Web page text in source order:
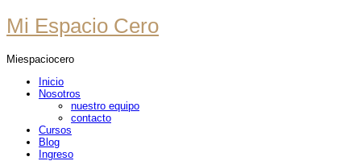
Mi
Espacio
Cero
Mi Espacio Cero
Miespaciocero
Inicio
Nosotros
nuestro equipo
contacto
Cursos
Blog
Ingreso